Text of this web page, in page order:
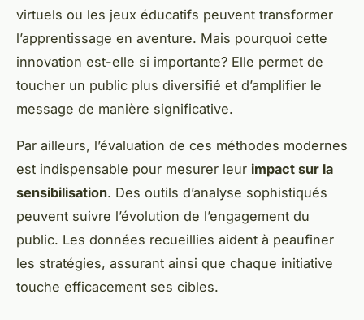
virtuels ou les jeux éducatifs peuvent transformer
l’apprentissage en aventure. Mais pourquoi cette
innovation est-elle si importante? Elle permet de
toucher un public plus diversifié et d’amplifier le
message de manière significative.
Par ailleurs, l’évaluation de ces méthodes modernes
est indispensable pour mesurer leur impact sur la
sensibilisation. Des outils d’analyse sophistiqués
peuvent suivre l’évolution de l’engagement du
public. Les données recueillies aident à peaufiner
les stratégies, assurant ainsi que chaque initiative
touche efficacement ses cibles.